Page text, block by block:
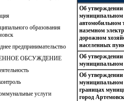
образования
предпринимательство
ОБСУЖДЕНИЕ
услуги
Об
муниципальном
автомобильном
наземном
дорожном
населенных
Об
Об
муниципальном
границах
город Артемовск